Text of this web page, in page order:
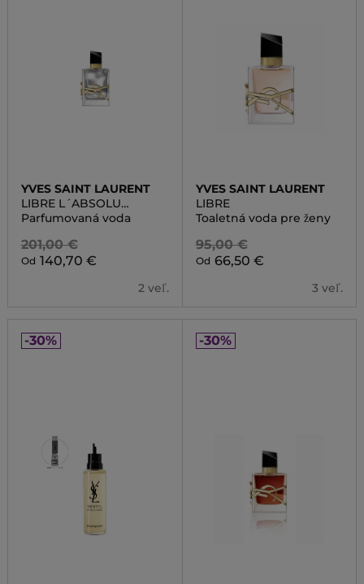
YVES SAINT LAURENT
LIBRE L´ABSOLU
PLATINE
Parfumovaná voda
201,00 €
Od 140,70 €
2 veľ.
YVES SAINT LAURENT
LIBRE
Toaletná voda pre ženy
95,00 €
Od 66,50 €
3 veľ.
-30% -30%